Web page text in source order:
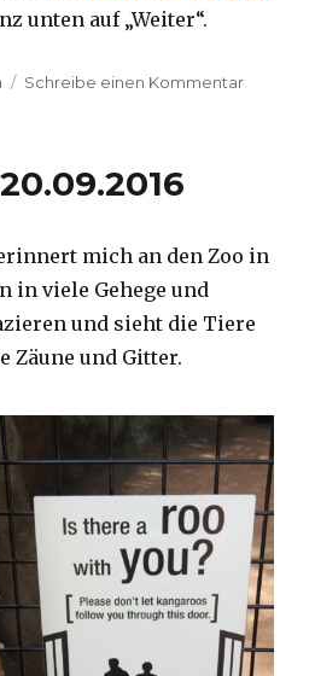
unten auf „Weiter“.
Schreibe einen Kommentarzu
Perth
mich an den Zoo in
in viele Gehege und
und sieht die Tiere
Zäune und Gitter.